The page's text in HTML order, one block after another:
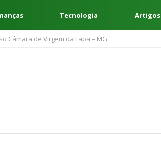
Tecnologia Artigos
Câmara de Virgem da Lapa – MG